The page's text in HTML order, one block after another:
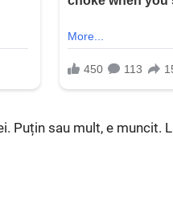
Puțin sau mult, e muncit.